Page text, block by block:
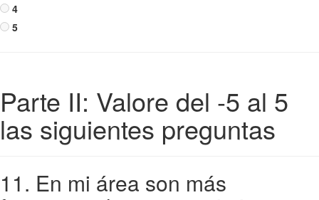
4
5
Parte II: Valore del -5 al 5
las siguientes preguntas
11. En mi área son más